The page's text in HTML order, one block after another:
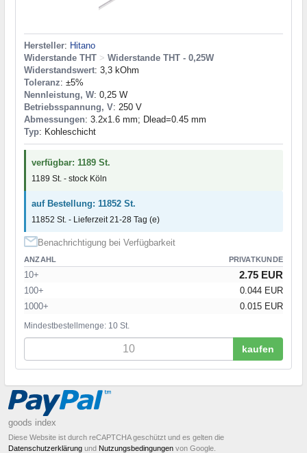
Hersteller: Hitano
Widerstande THT > Widerstande THT - 0,25W
Widerstandswert: 3,3 kOhm
Toleranz: ±5%
Nennleistung, W: 0,25 W
Betriebsspannung, V: 250 V
Abmessungen: 3.2x1.6 mm; Dlead=0.45 mm
Typ: Kohleschicht
verfügbar: 1189 St.
1189 St. - stock Köln
auf Bestellung: 11852 St.
11852 St. - Lieferzeit 21-28 Tag (e)
Benachrichtigung bei Verfügbarkeit
ANZAHL PRIVATKUNDE
10+ 2.75 EUR
100+
0.044 EUR
1000+
0.015 EUR
Mindestbestellmenge: 10 St.
kaufen
goods index
Diese Website ist durch reCAPTCHA geschützt und es gelten die
Datenschutzerklärung und Nutzungsbedingungen von Google.